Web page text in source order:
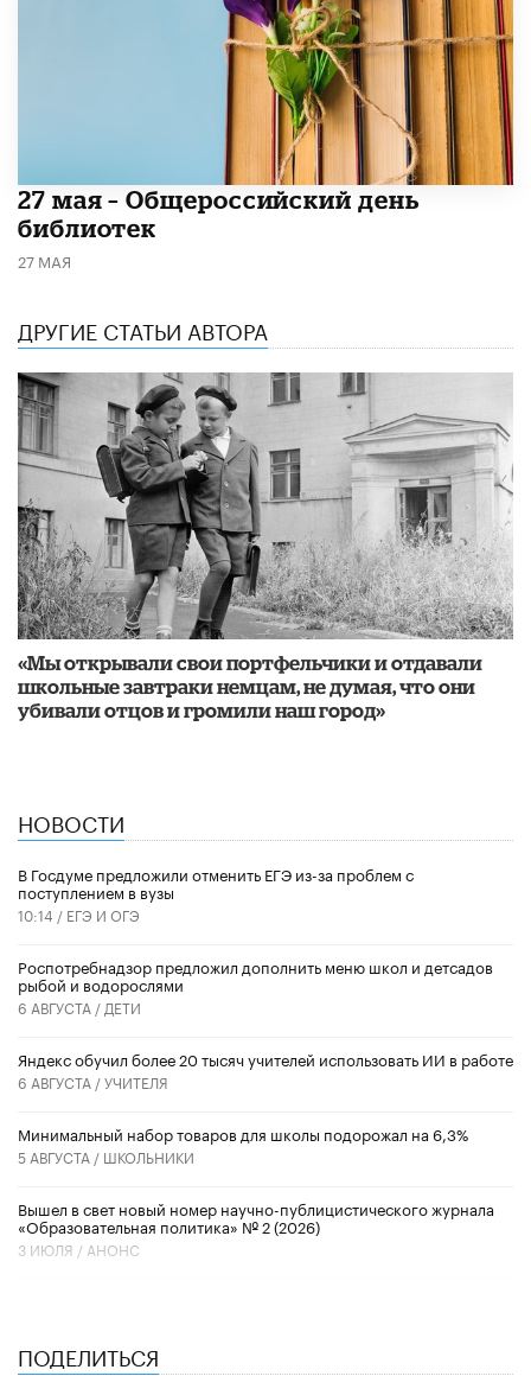
​27 мая – Общероссийский день
библиотек
27 МАЯ
ДРУГИЕ СТАТЬИ АВТОРА
«Мы открывали свои портфельчики и отдавали
школьные завтраки немцам, не думая, что они
убивали отцов и громили наш город»
НОВОСТИ
В Госдуме предложили отменить ЕГЭ из-за проблем с
поступлением в вузы
10:14 / ЕГЭ И ОГЭ
Роспотребнадзор предложил дополнить меню школ и детсадов
рыбой и водорослями
6 АВГУСТА / ДЕТИ
​Яндекс обучил более 20 тысяч учителей использовать ИИ в работе
6 АВГУСТА /УЧИТЕЛЯ
Минимальный набор товаров для школы подорожал на 6,3%
5 АВГУСТА / ШКОЛЬНИКИ
Вышел в свет новый номер научно-публицистического журнала
«Образовательная политика» № 2 (2026)
3 ИЮЛЯ / АНОНС
ПОДЕЛИТЬСЯ